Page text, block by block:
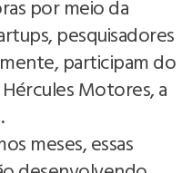
por meio da
pesquisadores
participam do
Motores, a
meses, essas